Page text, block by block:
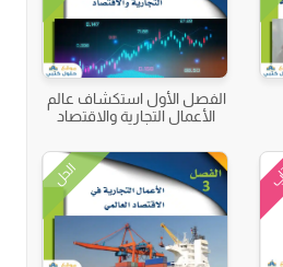
الفصل الأول استكشاف عالم
الأعمال التجارية والاقتصاد
الحل